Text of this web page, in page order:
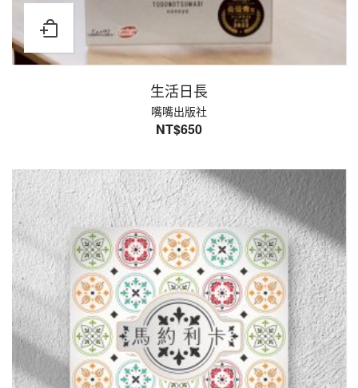
生活日長
嘴嘴出版社
NT$650